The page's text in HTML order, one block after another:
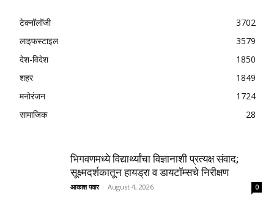
टेक्नॉलॉजी
3702
लाइफस्टाइल
3579
देश-विदेश
1850
शहर
1849
मनोरंजन
1724
सामाजिक
28
भिगवणमध्ये विद्यार्थ्यांचा विज्ञानाशी प्रत्यक्ष संवाद;
सूक्ष्मदर्शकातून हायड्रा व डायटॉम्सचे निरीक्षण
आकाश पवार - August 4, 2026 0